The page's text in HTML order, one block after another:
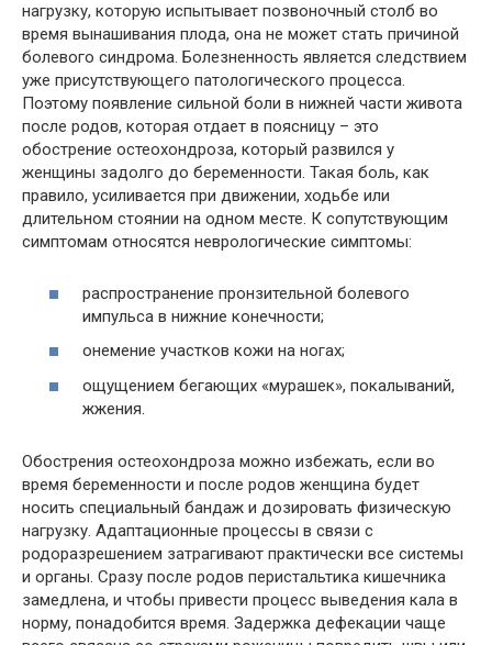
нагрузку, которую испытывает позвоночный столб во
время вынашивания плода, она не может стать причиной
болевого синдрома. Болезненность является следствием
уже присутствующего патологического процесса.
Поэтому появление сильной боли в нижней части живота
после родов, которая отдает в поясницу – это
обострение остеохондроза, который развился у
женщины задолго до беременности. Такая боль, как
правило, усиливается при движении, ходьбе или
длительном стоянии на одном месте. К сопутствующим
симптомам относятся неврологические симптомы:
распространение пронзительной болевого
импульса в нижние конечности;
онемение участков кожи на ногах;
ощущением бегающих «мурашек», покалываний,
жжения.
Обострения остеохондроза можно избежать, если во
время беременности и после родов женщина будет
носить специальный бандаж и дозировать физическую
нагрузку. Адаптационные процессы в связи с
родоразрешением затрагивают практически все системы
и органы. Сразу после родов перистальтика кишечника
замедлена, и чтобы привести процесс выведения кала в
норму, понадобится время. Задержка дефекации чаще